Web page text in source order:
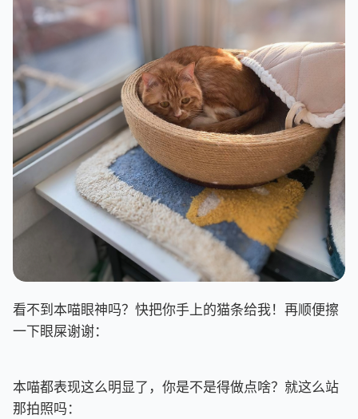
看不到本喵眼神吗？快把你手上的猫条给我！再顺便擦
一下眼屎谢谢：
本喵都表现这么明显了，你是不是得做点啥？就这么站
那拍照吗：